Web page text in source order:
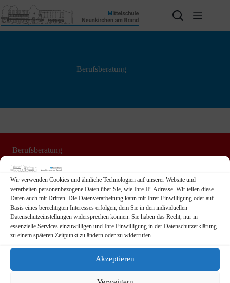
Wir verwenden Cookies und ähnliche Technologien auf unserer Website und
verarbeiten personenbezogene Daten über Sie, wie Ihre IP-Adresse. Wir teilen diese
Daten auch mit Dritten. Die Datenverarbeitung kann mit Ihrer Einwilligung oder auf
Basis eines berechtigten Interesses erfolgen, dem Sie in den individuellen
Datenschutzeinstellungen widersprechen können. Sie haben das Recht, nur in
essenzielle Services einzuwilligen und Ihre Einwilligung in der Datenschutzerklärung
zu einem späteren Zeitpunkt zu ändern oder zu widerrufen.
Akzeptieren
Inhalt
springen
Berufsberatung
Berufsberatung
der Agentur für Arbeit Forchheim
weitere Informationen